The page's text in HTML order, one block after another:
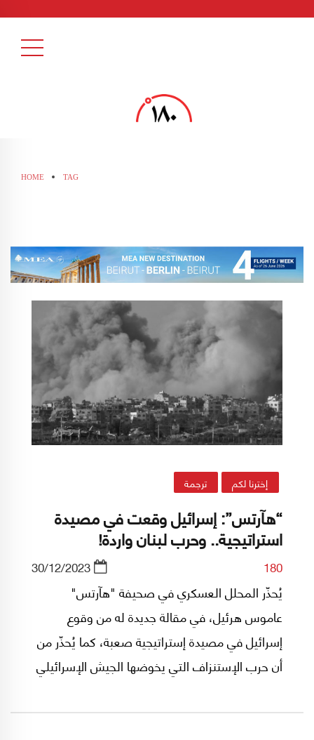
HOME TAG
إخترنا لكم ترجمة
“هآرتس”: إسرائيل وقعت في مصيدة
استراتيجية.. وحرب لبنان واردة!
180
30/12/2023
يُحذّر المحلل العسكري في صحيفة "هآرتس"
عاموس هرئيل، في مقالة جديدة له من وقوع
إسرائيل في مصيدة إستراتيجية صعبة، كما يُحذّر من
أن حرب الإستنزاف التي يخوضها الجيش الإسرائيلي
حزب الله.